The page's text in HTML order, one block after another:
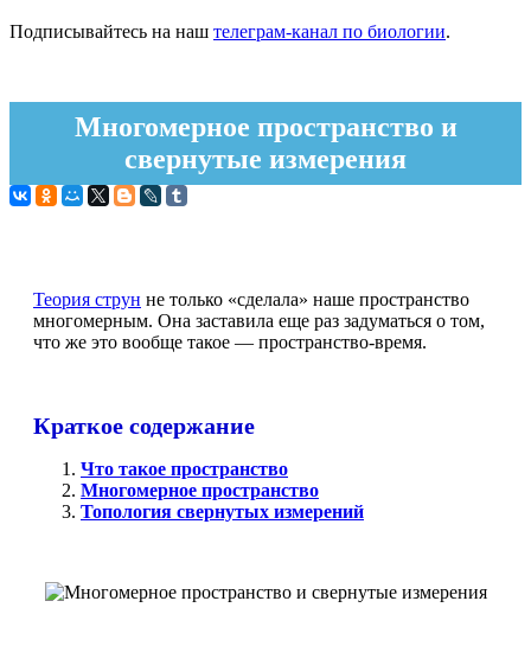
Подписывайтесь на наш телеграм-канал по биологии.
Многомерное пространство и
свернутые измерения
Теория струн не только «сделала» наше пространство
многомерным. Она заставила еще раз задуматься о том,
что же это вообще такое — пространство-время.
Краткое содержание
Что такое пространство
Многомерное пространство
Топология свернутых измерений